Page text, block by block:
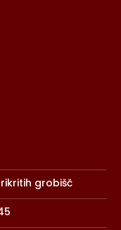
grobišč